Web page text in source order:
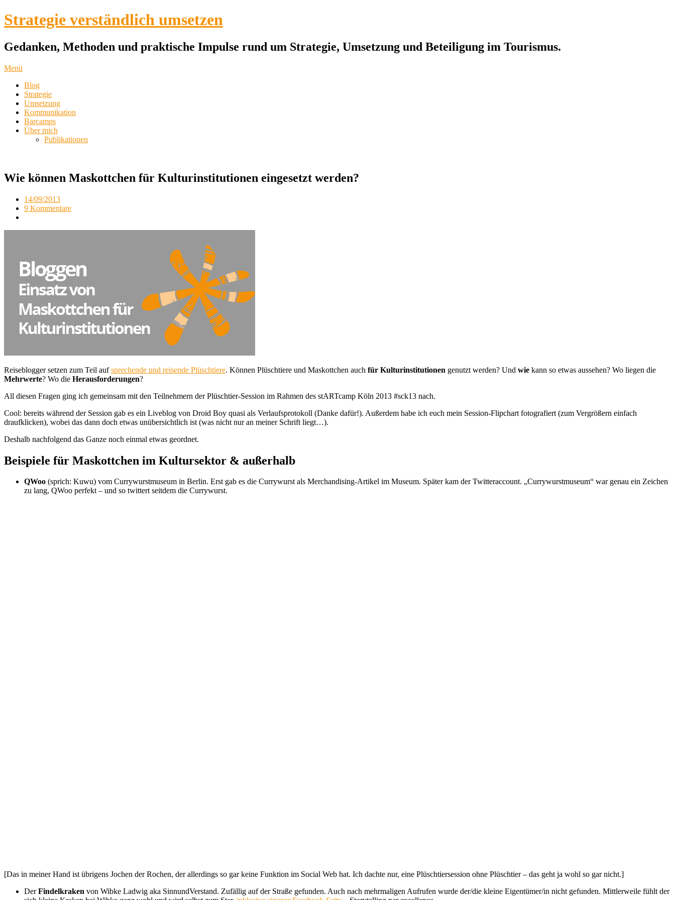
Strategie verständlich umsetzen
Gedanken, Methoden und praktische Impulse rund um Strategie, Umsetzung und Beteiligung im Tourismus.
Menü
Blog
Strategie
Umsetzung
Kommunikation
Barcamps
Über mich
Publikationen
Wie können Maskottchen für Kulturinstitutionen eingesetzt werden?
14/09/2013
9 Kommentare
Reiseblogger setzen zum Teil aufsprechende und reisende Plüschtiere. Können Plüschtiere und Maskottchen auch für Kulturinstitutionen genutzt werden? Und wie kann so etwas aussehen? Wo liegen die
Mehrwerte? Wo die Herausforderungen?
All diesen Fragen ging ich gemeinsam mit den Teilnehmern der Plüschtier-Session im Rahmen des stARTcamp Köln 2013 #sck13 nach.
Cool: bereits während der Session gab es ein Liveblog von Droid Boy quasi als Verlaufsprotokoll (Danke dafür!). Außerdem habe ich euch mein Session-Flipchart fotografiert (zum Vergrößern einfach
draufklicken), wobei das dann doch etwas unübersichtlich ist (was nicht nur an meiner Schrift liegt…).
Deshalb nachfolgend das Ganze noch einmal etwas geordnet.
Beispiele für Maskottchen im Kultursektor & außerhalb
QWoo (sprich: Kuwu) vom Currywurstmuseum in Berlin. Erst gab es die Currywurst als Merchandising-Artikel im Museum. Später kam der Twitteraccount. „Currywurstmuseum“ war genau ein Zeichen
zu lang, QWoo perfekt – und so twittert seitdem die Currywurst.
[Das in meiner Hand ist übrigens Jochen der Rochen, der allerdings so gar keine Funktion im Social Web hat. Ich dachte nur, eine Plüschtiersession ohne Plüschtier – das geht ja wohl so gar nicht.]
DerFindelkraken von Wibke Ladwig aka SinnundVerstand. Zufällig auf der Straße gefunden. Auch nach mehrmaligen Aufrufen wurde der/die kleine Eigentümer/in nicht gefunden. Mittlerweile fühlt der